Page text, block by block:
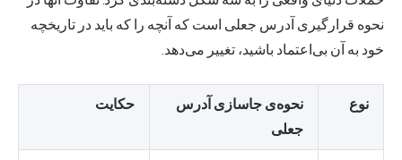
نحوه قرارگیری آدرس جعلی است که آنچه را که باید در تاریخچه
خود به آن بی‌اعتماد باشید، تغییر می‌دهد.
نوع
نحوه‌ی جاسازی آدرس
جعلی
حکایت